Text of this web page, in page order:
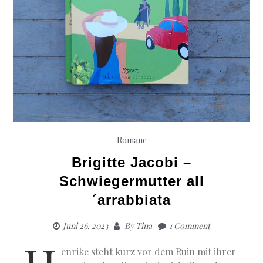
Romane
Brigitte Jacobi –
Schwiegermutter all
´arrabbiata
Juni 26, 2023 ByTina 1 Comment
enrike steht kurz vor dem Ruin mit ihrer